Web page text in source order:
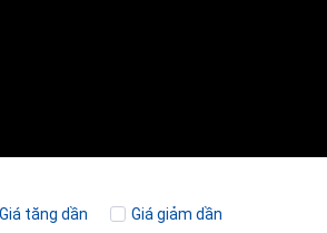
Giá tăng dần Giá giảm dần